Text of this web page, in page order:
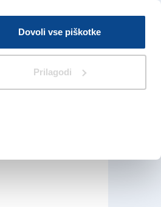
Dovoli vse piškotke
Prilagodi
V Kioskih
Iskanje